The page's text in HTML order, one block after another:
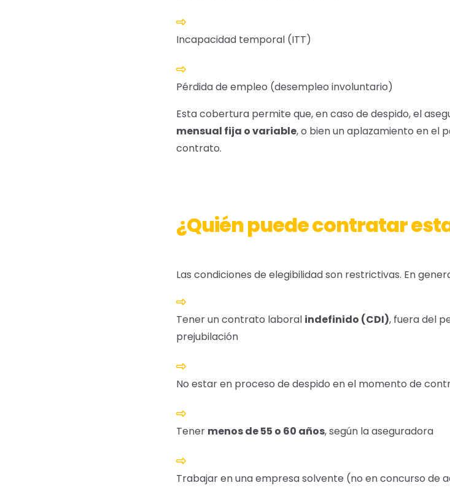
Incapacidad temporal (ITT)
Pérdida de empleo (desempleo involuntario)
Esta cobertura permite que, en caso de despido, el
mensual fija o variable, o bien un aplazamiento en el
contrato.
¿Quién puede contratar
Las condiciones de elegibilidad son restrictivas. En
Tener un contrato laboral indefinido (CDI), fuera del
prejubilación
No estar en proceso de despido en el momento de
Tener menos de 55 o 60 años, según la aseguradora
Trabajar en una empresa solvente (no en concurso de